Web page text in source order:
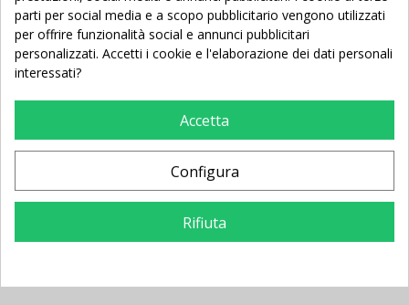
Cintura con elastico per
corsa trattenuta
Canestro Basket in
parti per social media e a scopo pubblicitario vengono utilizzati
per offrire funzionalità social e annunci pubblicitari
personalizzati. Accetti i cookie e l'elaborazione dei dati personali
interessati?
Accetta
Configura
Rifiuta